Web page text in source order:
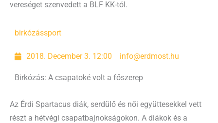
vereséget szenvedett a BLF KK-tól.
birkózássport
2018. December 3. 12:00 info@erdmost.hu
Birkózás: A csapatoké volt a főszerep
Az Érdi Spartacus diák, serdülő és női együttesekkel vett
részt a hétvégi csapatbajnokságokon. A diákok és a